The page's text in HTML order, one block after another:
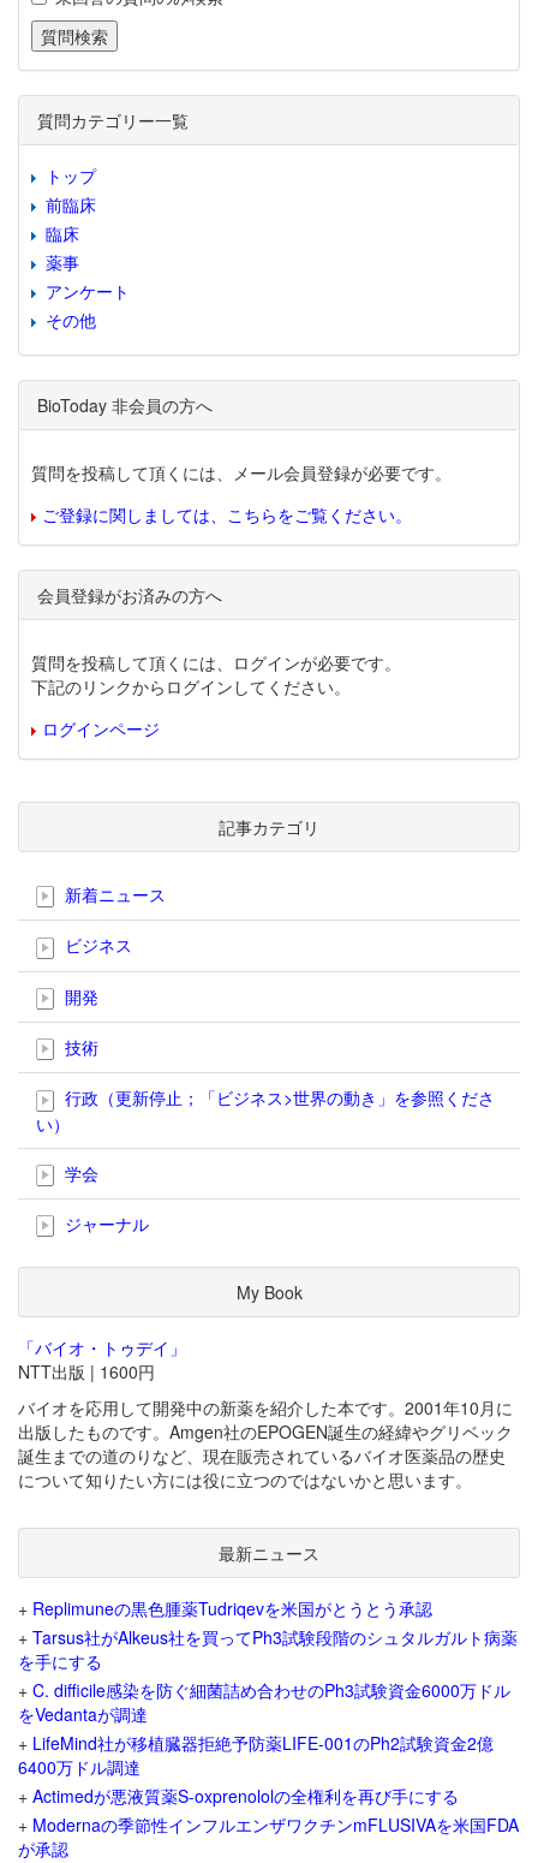
質問カテゴリー一覧
トップ
前臨床
臨床
薬事
アンケート
その他
BioToday 非会員の方へ
質問を投稿して頂くには、メール会員登録が必要です。
ご登録に関しましては、こちらをご覧ください。
会員登録がお済みの方へ
質問を投稿して頂くには、ログインが必要です。
下記のリンクからログインしてください。
ログインページ
記事カテゴリ
新着ニュース
ビジネス
開発
技術
行政（更新停止；「ビジネス>世界の動き」を参照くださ
い）
学会
ジャーナル
My Book
「バイオ・トゥデイ」
NTT出版 | 1600円
バイオを応用して開発中の新薬を紹介した本です。2001年10月に
出版したものです。Amgen社のEPOGEN誕生の経緯やグリベック
誕生までの道のりなど、現在販売されているバイオ医薬品の歴史
について知りたい方には役に立つのではないかと思います。
最新ニュース
+ Replimuneの黒色腫薬Tudriqevを米国がとうとう承認
+ Tarsus社がAlkeus社を買ってPh3試験段階のシュタルガルト病薬
を手にする
+ C. difficile感染を防ぐ細菌詰め合わせのPh3試験資金6000万ドル
をVedantaが調達
+ LifeMind社が移植臓器拒絶予防薬LIFE-001のPh2試験資金2億
6400万ドル調達
+ Actimedが悪液質薬S-oxprenololの全権利を再び手にする
+ Modernaの季節性インフルエンザワクチンmFLUSIVAを米国FDA
が承認